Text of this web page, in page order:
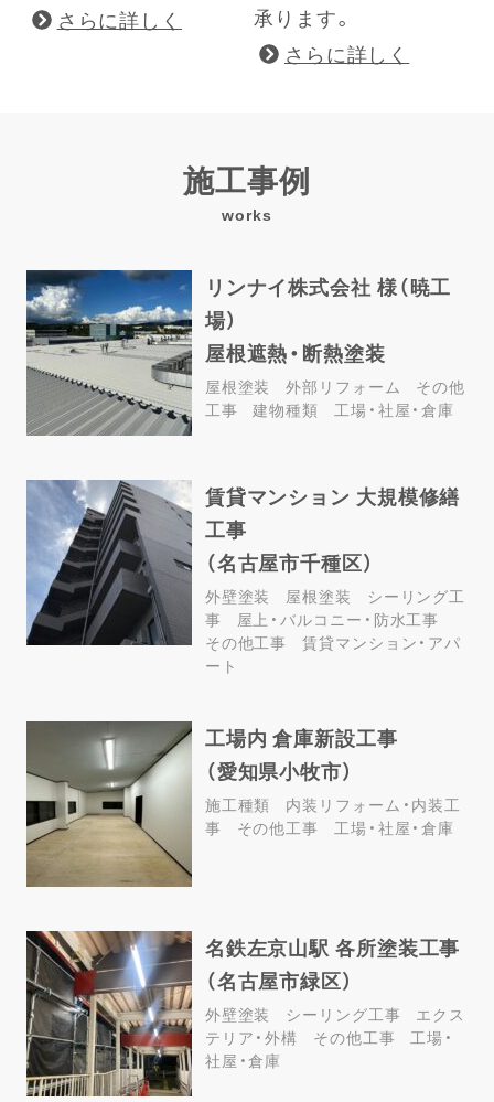
さらに詳しく
承ります。
さらに詳しく
施工事例
works
リンナイ株式会社 様（暁工
場）
屋根遮熱・断熱塗装
屋根塗装 外部リフォーム
その他
工事
建物種類 工場・社屋・倉庫
賃貸マンション 大規模修繕
工事
（名古屋市千種区）
外壁塗装 屋根塗装
シーリング工
事
屋上・バルコニー・防水工事
その他工事
賃貸マンション・アパ
ート
工場内 倉庫新設工事
（愛知県小牧市）
施工種類
内装リフォーム・内装工
事
その他工事 工場・社屋・倉庫
名鉄左京山駅 各所塗装工事
（名古屋市緑区）
外壁塗装 シーリング工事
エクス
テリア・外構
その他工事
工場・
社屋・倉庫